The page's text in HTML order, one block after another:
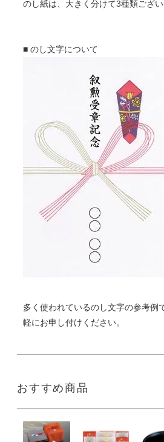
のし紙は、大きく分けて3種類ござ
■ のし文字について
多く使われているのし文字の参考例
軽にお申し付けください。
おすすめ商品